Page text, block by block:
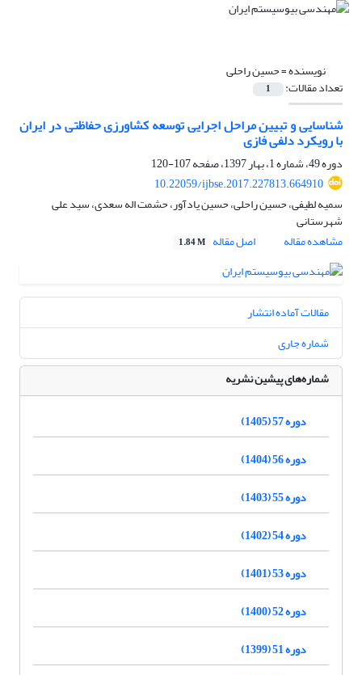
نویسنده =حسین راحلی
تعداد مقالات: 1
شناسایی و تبیین مراحل اجرایی توسعه کشاورزی حفاظتی در ایران
با رویکرد دلفی فازی
دوره 49، شماره 1، بهار 1397، صفحه
107-120
10.22059/ijbse.2017.227813.664910
سمیه لطیفی، حسین راحلی، حسین یادآور، حشمت اله سعدی، سید علی
شهرستانی
مشاهده مقاله
اصل مقاله 1.84 M
مقالات آماده انتشار
شماره جاری
شماره‌های پیشین نشریه
دوره 57 (1405)
دوره 56 (1404)
دوره 55 (1403)
دوره 54 (1402)
دوره 53 (1401)
دوره 52 (1400)
دوره 51 (1399)